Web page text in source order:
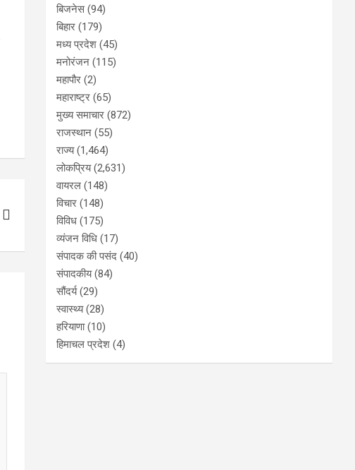
बिजनेस(94)
बिहार (179)
मध्य प्रदेश (45)
मनोरंजन (115)
महापौर (2)
महाराष्ट्र (65)
मुख्य समाचार (872)
राजस्थान (55)
राज्य(1,464)
लोकप्रिय(2,631)
वायरल (148)
विचार (148)
विविध (175)
व्यंजन विधि (17)
संपादक की पसंद (40)
संपादकीय(84)
सौंदर्य(29)
स्वास्थ्य(28)
हरियाणा(10)
हिमाचल प्रदेश (4)